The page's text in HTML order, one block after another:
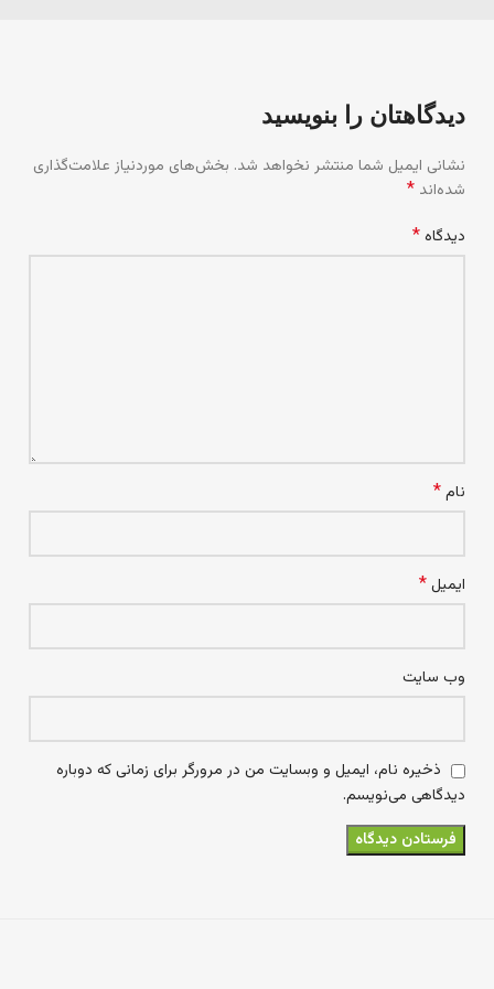
دیدگاهتان را بنویسید
نشانی ایمیل شما منتشر نخواهد شد. بخش‌های موردنیاز علامت‌گذاری
شده‌اند *
دیدگاه *
نام*
ایمیل*
وب‌ سایت
ذخیره نام، ایمیل و وبسایت من در مرورگر برای زمانی که دوباره
دیدگاهی می‌نویسم.